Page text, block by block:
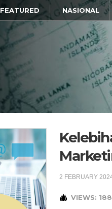
FEATURED NASIONAL
2 FEBRUARY
VIEWS: 188